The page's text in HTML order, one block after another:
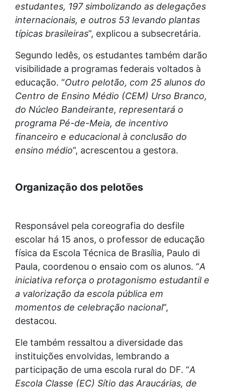
estudantes, 197 simbolizando as delegações
internacionais, e outros 53 levando plantas
típicas brasileiras”, explicou a subsecretária.
Segundo Iedês, os estudantes também darão
visibilidade a programas federais voltados à
educação. “Outro pelotão, com 25 alunos do
Centro de Ensino Médio (CEM) Urso Branco,
do Núcleo Bandeirante, representará o
programa Pé-de-Meia, de incentivo
financeiro e educacional à conclusão do
ensino médio”, acrescentou a gestora.
Organização dos pelotões
Responsável pela coreografia do desfile
escolar há 15 anos, o professor de educação
física da Escola Técnica de Brasília, Paulo di
Paula, coordenou o ensaio com os alunos. “A
iniciativa reforça o protagonismo estudantil e
a valorização da escola pública em
momentos de celebração nacional”,
destacou.
Ele também ressaltou a diversidade das
instituições envolvidas, lembrando a
participação de uma escola rural do DF. “A
Escola Classe (EC) Sítio das Araucárias, de